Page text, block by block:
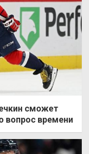
сможет
вопрос времени